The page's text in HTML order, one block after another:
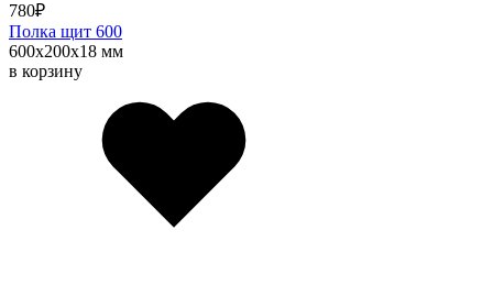
780₽
Полка щит 600
600х200х18 мм
в корзину